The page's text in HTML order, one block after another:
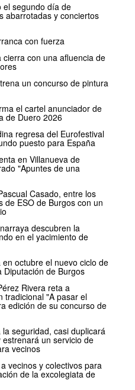
el segundo día de
abarrotadas y conciertos
con fuerza
cierra con una afluencia de
un concurso de pintura
el cartel anunciador de
de Duero 2026
regresa del Eurofestival
puesto para España
en Villanueva de
"Apuntes de una
Casado, entre los
de ESO de Burgos con un
descubren la
en el yacimiento de
octubre el nuevo ciclo de
Diputación de Burgos
Rivera reta a
tradicional "A pasar el
edición de su concurso de
seguridad, casi duplicará
un servicio de
vecinos
vecinos y colectivos para
de la excolegiata de